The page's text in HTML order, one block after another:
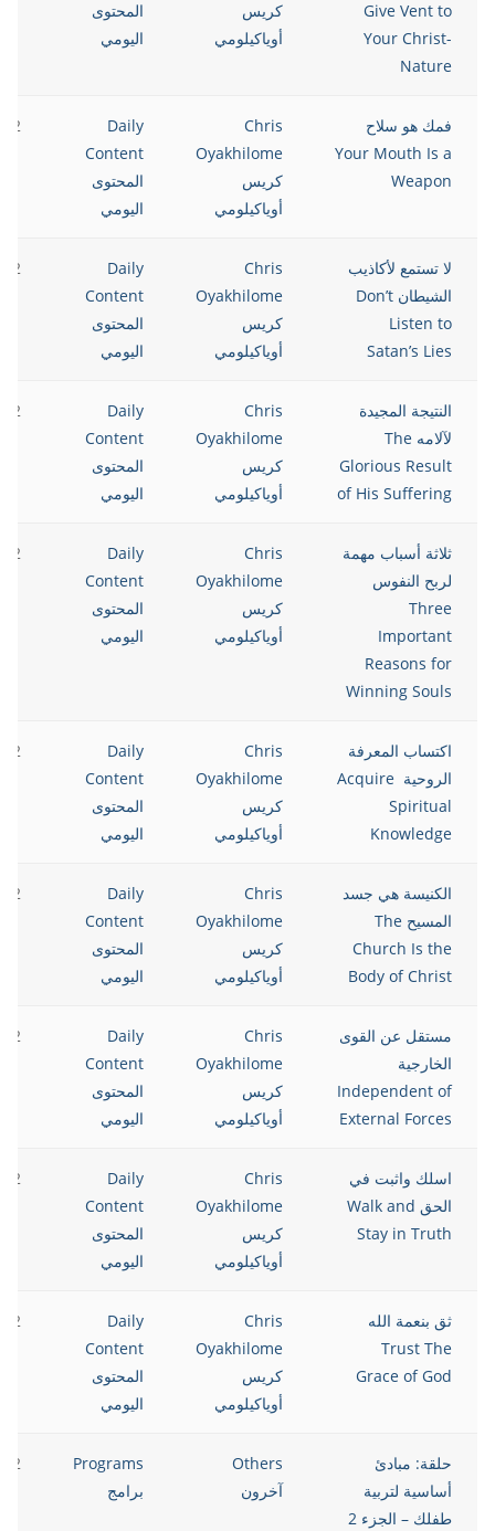
Give Vent to
Your Christ-
Nature
كريس
أوياكيلومي
المحتوى
اليومي
فمك هو سلاح
Your Mouth Is a
Weapon
Chris
Oyakhilome
كريس
أوياكيلومي
Daily
Content
المحتوى
اليومي
لا تستمع لأكاذيب
الشيطان Don’t
Listen to
Satan’s Lies
Chris
Oyakhilome
كريس
أوياكيلومي
Daily
Content
المحتوى
اليومي
النتيجة المجيدة
لآلامه The
Glorious Result
of His Suffering
Chris
Oyakhilome
كريس
أوياكيلومي
Daily
Content
المحتوى
اليومي
ثلاثة أسباب مهمة
لربح النفوس
Three
Important
Reasons for
Winning Souls
Chris
Oyakhilome
كريس
أوياكيلومي
Daily
Content
المحتوى
اليومي
اكتساب المعرفة
الروحية Acquire
Spiritual
Knowledge
Chris
Oyakhilome
كريس
أوياكيلومي
Daily
Content
المحتوى
اليومي
الكنيسة هي جسد
المسيح The
Church Is the
Body of Christ
Chris
Oyakhilome
كريس
أوياكيلومي
Daily
Content
المحتوى
اليومي
مستقل عن القوى
الخارجية
Independent of
External Forces
Chris
Oyakhilome
كريس
أوياكيلومي
Daily
Content
المحتوى
اليومي
اسلك واثبت في
الحق Walk and
Stay in Truth
Chris
Oyakhilome
كريس
أوياكيلومي
Daily
Content
المحتوى
اليومي
ثق بنعمة الله
Trust The
Grace of God
Chris
Oyakhilome
كريس
أوياكيلومي
Daily
Content
المحتوى
اليومي
حلقة: مبادئ
أساسية لتربية
طفلك – الجزء 2
Others
آخرون
Programs
برامج